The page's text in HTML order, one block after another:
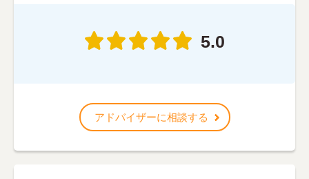
5.0
アドバイザーに相談する